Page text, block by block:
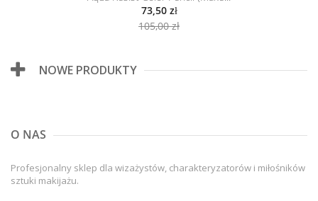
73,50 zł
105,00 zł
NOWE PRODUKTY
O NAS
Profesjonalny sklep dla wizażystów, charakteryzatorów i miłośników
sztuki makijażu.